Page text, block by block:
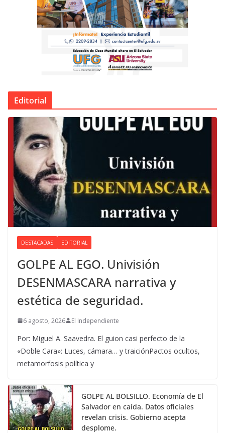
Editorial
DESTACADAS EDITORIAL
GOLPE AL EGO. Univisión
DESENMASCARA narrativa y
estética de seguridad.
6 agosto, 2026 El Independiente
Por: Miguel A. Saavedra. El guion casi perfecto de la
«Doble Cara»: Luces, cámara… y traiciónPactos ocultos,
metamorfosis política y
GOLPE AL BOLSILLO. Economía de El
Salvador en caída. Datos oficiales
revelan crisis. Gobierno acepta
desplome.